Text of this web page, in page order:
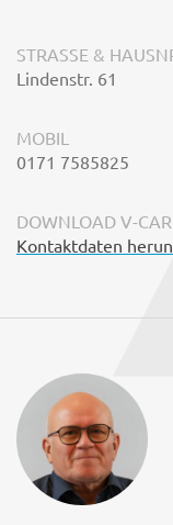
STRASSE &
Lindenstr. 61
MOBIL
0171 7585825
DOWNLOAD V-
Kontaktdaten